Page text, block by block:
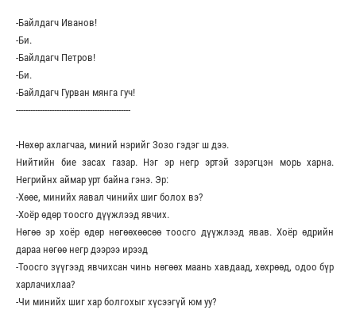
-Байлдагч Иванов!
-Би.
-Байлдагч Петров!
-Би.
-Байлдагч Гурван мянга гуч!
------------------------------------------------
-Нөхөр ахлагчаа, миний нэрийг Зозо гэдэг ш дээ.
Нийтийн бие засах газар. Нэг эр негр эртэй зэрэгцэн морь харна.
Негрийнх аймар урт байна гэнэ. Эр:
-Хөөе, минийх яавал чинийх шиг болох вэ?
-Хоёр өдөр тоосго дүүжлээд явчих.
Нөгөө эр хоёр өдөр нөгөөхөөсөө тоосго дүүжлээд явав. Хоёр өдрийн
дараа нөгөө негр дээрээ ирээд
-Тоосго зүүгээд явчихсан чинь нөгөөх маань хавдаад, хөхрөөд, одоо бүр
харлачихлаа?
-Чи минийх шиг хар болгохыг хүсээгүй юм уу?